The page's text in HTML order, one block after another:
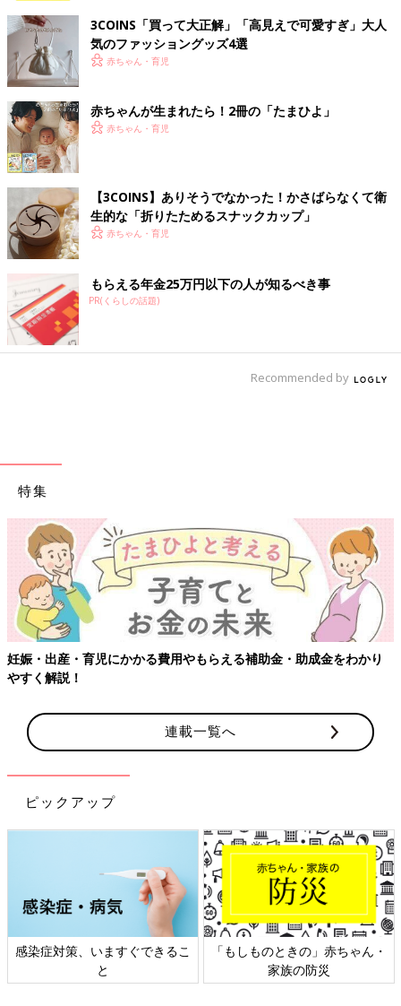
3COINS「買って大正解」「高見えで可愛すぎ」大人
気のファッショングッズ4選
赤ちゃん・育児
赤ちゃんが生まれたら！2冊の「たまひよ」
赤ちゃん・育児
【3COINS】ありそうでなかった！かさばらなくて衛
生的な「折りたためるスナックカップ」
赤ちゃん・育児
もらえる年金25万円以下の人が知るべき事
PR(くらしの話題)
Recommended by
特集
金をわかり 【ワクチン接種できるものも】妊婦の感染症対策、
連載一覧へ
ピックアップ
の」赤ちゃん・
日本外来小児科学会リーフレッ
六星占術 細木